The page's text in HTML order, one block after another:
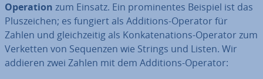
Operation zum Einsatz. Ein pro­mi­nen­tes Beispiel ist das
Plus­zei­chen; es fungiert als Additions-Operator für
Zahlen und gleich­zei­tig als Kon­ka­te­na­ti­ons-Operator zum
Verketten von Sequenzen wie Strings und Listen. Wir
addieren zwei Zahlen mit dem Additions-Operator: